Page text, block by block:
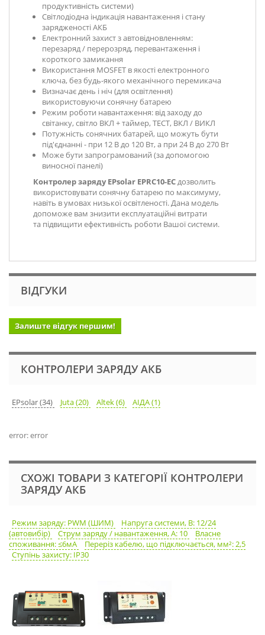
продуктивність системи)
Світлодіодна індикація навантаження і стану
зарядженості АКБ
Електронний захист з автовідновленням:
перезаряд / перерозряд, перевантаження і
короткого замикання
Використання MOSFET в якості електронного
ключа, без будь-якого механічного перемикача
Визначає день і ніч (для освітлення)
використовуючи сонячну батарею
Режим роботи навантаження: від заходу до
світанку, світло ВКЛ + таймер, ТЕСТ, ВКЛ / ВИКЛ
Потужність сонячних батарей, що можуть бути
під'єднанні - при 12 В до 120 Вт, а при 24 В до 270 Вт
Може бути запрограмований (за допомогою
виносної панелі)
Контролер зарядуEPsolar EPRC10-ECдозволить
використовувати сонячну батарею по максимуму,
навіть в умовах низької освітленості. Дана модель
допоможе вам знизити експлуатаційні витрати
та підвищити ефективність роботи Вашої системи.
ВІДГУКИ
Залиште відгук першим!
КОНТРОЛЕРИ ЗАРЯДУ АКБ
EPsolar (34) Juta (20) Altek (6) АІДА (1)
error: error
СХОЖІ ТОВАРИ З КАТЕГОРІЇ КОНТРОЛЕРИ
ЗАРЯДУ АКБ
Режим заряду: PWM (ШИМ)
Напруга системи, В: 12/24
(автовибір)
Струм заряду / навантаження, А: 10
Власне
споживання: ≤6мА
Переріз кабелю, що підключається, мм²: 2,5
Ступінь захисту: IP30